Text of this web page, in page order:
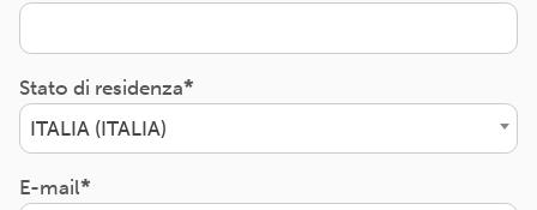
Stato di residenza
ITALIA (ITALIA)
E-mail